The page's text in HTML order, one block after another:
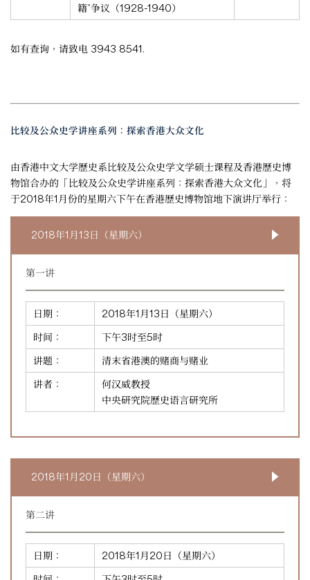
籍”争议（1928-1940）
如有查询，请致电 3943 8541.
比较及公众史学讲座系列：探索香港大众文化
由香港中文大学歷史系比较及公众史学文学硕士课程及香港歷史博
物馆合办的「比较及公众史学讲座系列：探索香港大众文化」，将
于2018年1月份的星期六下午在香港歷史博物馆地下演讲厅举行：
2018年1月13日（星期六）
第一讲
日期：
2018年1月13日（星期六）
时间：
下午3时至5时
讲题：
清末省港澳的赌商与赌业
讲者：
何汉威教授
中央研究院歷史语言研究所
2018年1月20日（星期六）
第二讲
日期：
2018年1月20日（星期六）